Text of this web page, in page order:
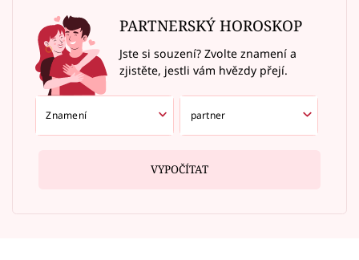
PARTNERSKÝ HOROSKOP
Jste si souzení? Zvolte znamení a
zjistěte, jestli vám hvězdy přejí.
VYPOČÍTAT